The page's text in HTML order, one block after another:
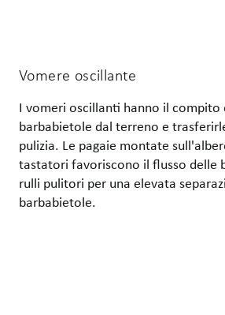
Vomere oscillante
I vomeri oscillanti hanno il compito
barbabietole dal terreno e
pulizia. Le pagaie montate
tastatori favoriscono il flusso delle
rulli pulitori per una elevata
barbabietole.